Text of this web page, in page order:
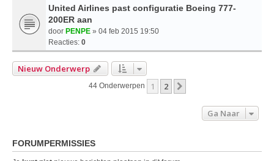
United Airlines past configuratie Boeing 777-
200ER aan
door PENPE » 04 feb 2015 19:50
Reacties: 0
Nieuw Onderwerp
44 Onderwerpen 1 2
Ga Naar
FORUMPERMISSIES